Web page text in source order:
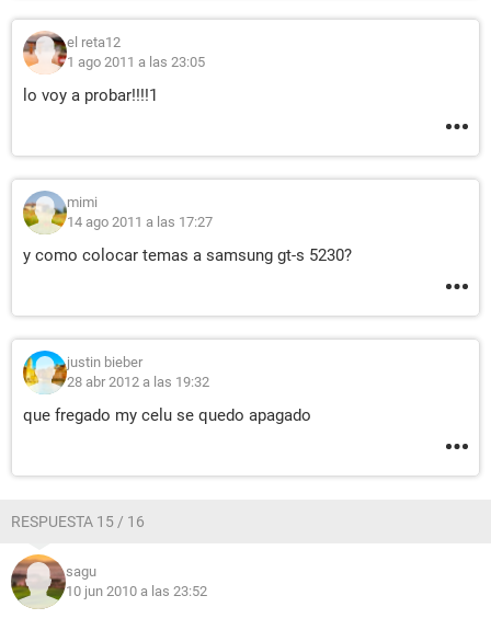
el reta12
1 ago 2011 a las 23:05
lo voy a probar!!!!1
mimi
14 ago 2011 a las 17:27
y como colocar temas a samsung gt-s 5230?
justin bieber
28 abr 2012 a las 19:32
que fregado my celu se quedo apagado
RESPUESTA 15 / 16
sagu
10 jun 2010 a las 23:52